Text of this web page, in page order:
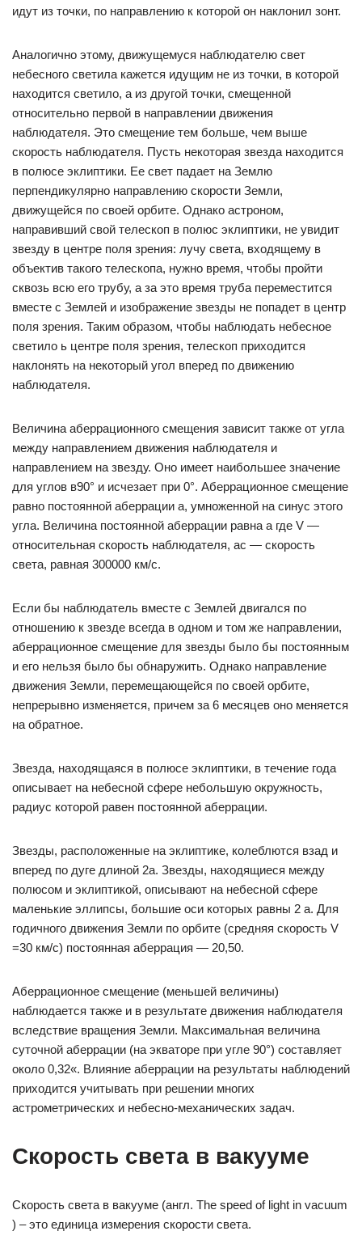
идут из точки, по направлению к которой он наклонил зонт.
Аналогично этому, движущемуся наблюдателю свет
небесного светила кажется идущим не из точки, в которой
находится светило, а из другой точки, смещенной
относительно первой в направлении движения
наблюдателя. Это смещение тем больше, чем выше
скорость наблюдателя. Пусть некоторая звезда находится
в полюсе эклиптики. Ее свет падает на Землю
перпендикулярно направлению скорости Земли,
движущейся по своей орбите. Однако астроном,
направивший свой телескоп в полюс эклиптики, не увидит
звезду в центре поля зрения: лучу света, входящему в
объектив такого телескопа, нужно время, чтобы пройти
сквозь всю его трубу, а за это время труба переместится
вместе с Землей и изображение звезды не попадет в центр
поля зрения. Таким образом, чтобы наблюдать небесное
светило ь центре поля зрения, телескоп приходится
наклонять на некоторый угол вперед по движению
наблюдателя.
Величина аберрационного смещения зависит также от угла
между направлением движения наблюдателя и
направлением на звезду. Оно имеет наибольшее значение
для углов в90° и исчезает при 0°. Аберрационное смещение
равно постоянной аберрации а, умноженной на синус этого
угла. Величина постоянной аберрации равна а где V —
относительная скорость наблюдателя, ас — скорость
света, равная 300000 км/с.
Если бы наблюдатель вместе с Землей двигался по
отношению к звезде всегда в одном и том же направлении,
аберрационное смещение для звезды было бы постоянным
и его нельзя было бы обнаружить. Однако направление
движения Земли, перемещающейся по своей орбите,
непрерывно изменяется, причем за 6 месяцев оно меняется
на обратное.
Звезда, находящаяся в полюсе эклиптики, в течение года
описывает на небесной сфере небольшую окружность,
радиус которой равен постоянной аберрации.
Звезды, расположенные на эклиптике, колеблются взад и
вперед по дуге длиной 2а. Звезды, находящиеся между
полюсом и эклиптикой, описывают на небесной сфере
маленькие эллипсы, большие оси которых равны 2 а. Для
годичного движения Земли по орбите (средняя скорость V
=30 км/с) постоянная аберрация — 20,50.
Аберрационное смещение (меньшей величины)
наблюдается также и в результате движения наблюдателя
вследствие вращения Земли. Максимальная величина
суточной аберрации (на экваторе при угле 90°) составляет
около 0,32«. Влияние аберрации на результаты наблюдений
приходится учитывать при решении многих
астрометрических и небесно-механических задач.
Скорость света в вакууме
Скорость света в вакууме (англ. The speed of light in vacuum
) – это единица измерения скорости света.